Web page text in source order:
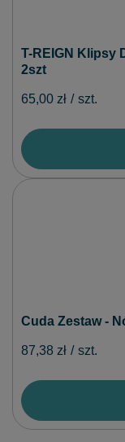
T-REIGN Klipsy
2szt
65,00 zł / szt.
Cuda Zestaw -
87,38 zł / szt.